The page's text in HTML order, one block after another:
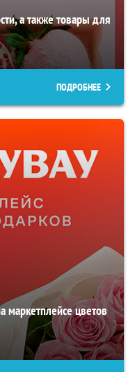
а также товары для
ПОДРОБНЕЕ
маркетплейсе цветов